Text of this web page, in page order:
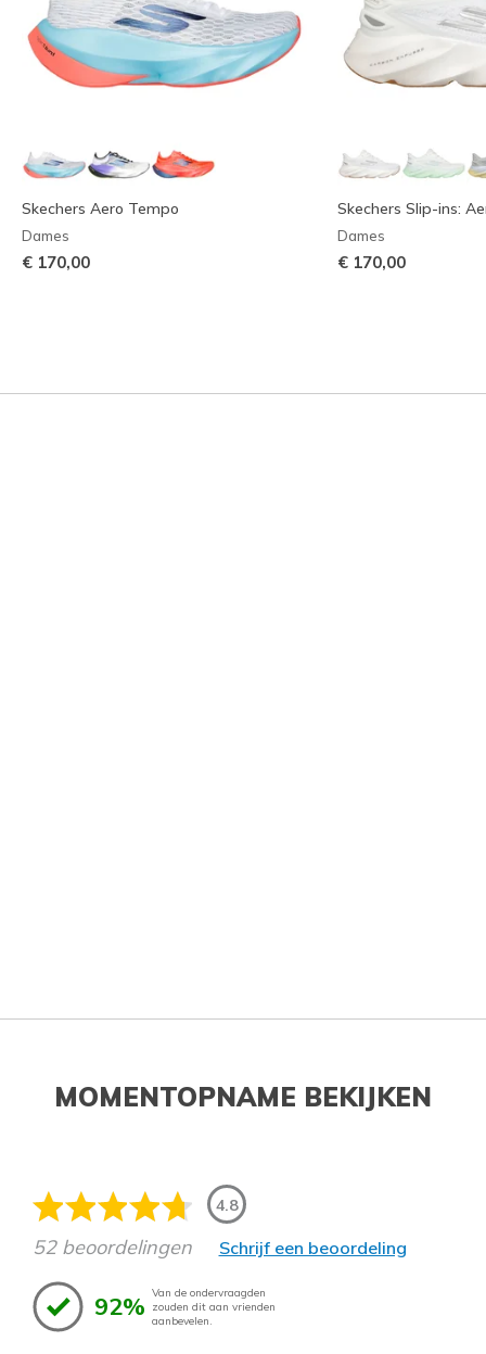
Skechers Aero Tempo
Dames
€ 170,00
Skechers Slip-ins:
Dames
€ 170,00
MOMENTOPNAME BEKIJKEN
4.8
52 beoordelingen Schrijf een beoordeling
92% Van de ondervraagden
zouden dit aan vrienden
aanbevelen.